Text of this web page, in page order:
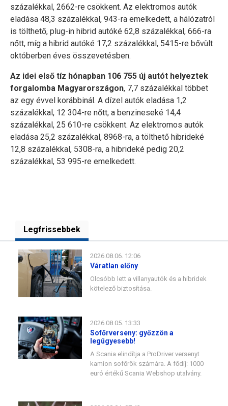
százalékkal, 2662-re csökkent. Az elektromos autók
eladása 48,3 százalékkal, 943-ra emelkedett, a hálózatról
is tölthető, plug-in hibrid autóké 62,8 százalékkal, 666-ra
nőtt, míg a hibrid autóké 17,2 százalékkal, 5415-re bővült
októberben éves összevetésben.
Az idei első tíz hónapban 106 755 új autót helyeztek
forgalomba Magyarországon, 7,7 százalékkal többet
az egy évvel korábbinál. A dízel autók eladása 1,2
százalékkal, 12 304-re nőtt, a benzineseké 14,4
százalékkal, 25 610-re csökkent. Az elektromos autók
eladása 25,2 százalékkal, 8968-ra, a tölthető hibrideké
12,8 százalékkal, 5308-ra, a hibrideké pedig 20,2
százalékkal, 53 995-re emelkedett.
Legfrissebbek
2026.08.06. 12:06
Váratlan előny
Olcsóbb lett a villanyautók és a hibridek
kötelező biztosítása.
2026.08.05. 13:33
Sofőrverseny: győzzön a
legügyesebb!
A Scania elindítja a ProDriver versenyt
kamion sofőrök számára. A fődíj: 1000
euró értékű Scania Webshop utalvány.